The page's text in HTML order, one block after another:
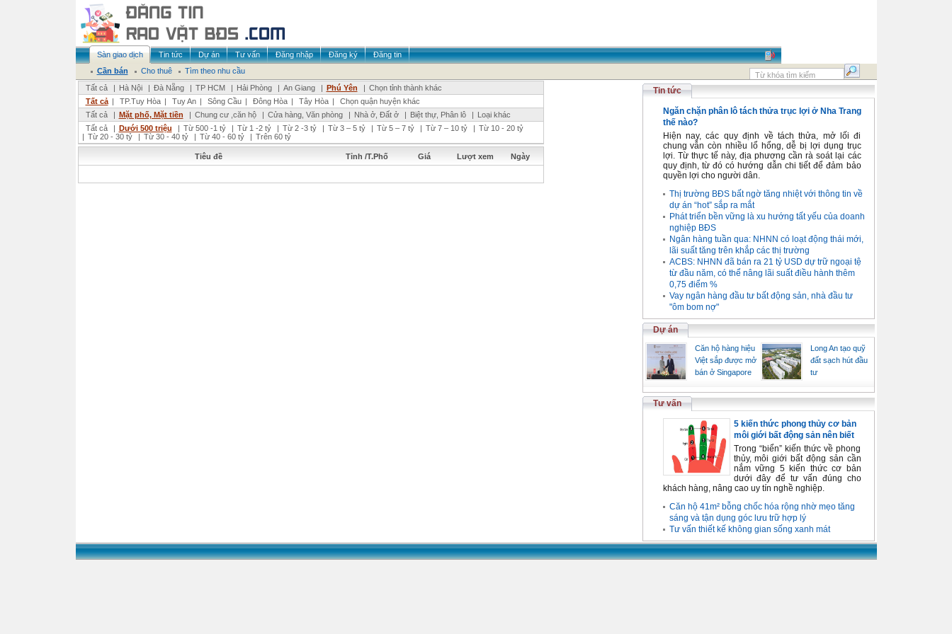
Sàn giao dịch Tin tức Dự án Tư vấn Đăng nhập Đăng ký
Đăng tin
Cần bán
Cho thuê
Tìm theo nhu cầu
Tất cả
| Hà Nội | Đà Nẵng | TP HCM | Hải Phòng | An Giang | Phú Yên | Chọn tỉnh thành khác
Tất cả | TP.Tuy Hòa | Tuy An | Sông Cầu | Đông Hòa | Tây Hòa |
Chọn quận huyện khác
Tất cả
| Mặt phố, Mặt tiền | Chung cư ,căn hộ | Cửa hàng, Văn phòng | Nhà ở, Đất ở | Biệt thự, Phân lô | Loại khác
Tất cả
| Dưới 500 triệu | Từ 500 -1 tỷ | Từ 1 -2 tỷ | Từ 2 -3 tỷ | Từ 3 – 5 tỷ | Từ 5 – 7 tỷ | Từ 7 – 10 tỷ | Từ 10 - 20 tỷ
| Từ 20 - 30 tỷ | Từ 30 - 40 tỷ | Từ 40 - 60 tỷ | Trên 60 tỷ
Tiêu đề Tỉnh /T.Phố Giá Lượt xem Ngày
Tin tức
Ngăn chặn phân lô tách thửa trục lợi ở Nha Trang
thế nào?
Hiện nay, các quy định về tách thửa, mở lối đi
chung vẫn còn nhiều lổ hổng, dễ bị lợi dụng trục
lợi. Từ thực tế này, địa phương cần rà soát lại các
quy định, từ đó có hướng dẫn chi tiết để đảm bảo
quyền lợi cho người dân.
Thị trường BĐS bất ngờ tăng nhiệt với thông tin về
dự án “hot” sắp ra mắt
Phát triển bền vững là xu hướng tất yếu của doanh
nghiệp BĐS
Ngân hàng tuần qua: NHNN có loạt động thái mới,
lãi suất tăng trên khắp các thị trường
ACBS: NHNN đã bán ra 21 tỷ USD dự trữ ngoại tệ
từ đầu năm, có thể nâng lãi suất điều hành thêm
0,75 điểm %
Vay ngân hàng đầu tư bất động sản, nhà đầu tư
"ôm bom nợ"
Dự án
Căn hộ hàng hiệu
Việt sắp được mở
bán ở Singapore
Long An tạo quỹ
đất sạch hút đầu
tư
Tư vấn
5 kiến thức phong thủy cơ bản
môi giới bất động sản nên biết
Trong “biển” kiến thức về phong
thủy, môi giới bất động sản cần
nắm vững 5 kiến thức cơ bản
dưới đây để tư vấn đúng cho
khách hàng, nâng cao uy tín nghề nghiệp.
Căn hộ 41m² bỗng chốc hóa rộng nhờ mẹo tăng
sáng và tận dụng góc lưu trữ hợp lý
Tư vấn thiết kế không gian sống xanh mát